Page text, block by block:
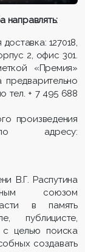
направлять:
127018,
2, офис 301.
«Премия»
тел. + 7 495 688
произведения
адресу:
В.Г. Распутина
союзом
в память
публицисте,
с целью поиска
создавать